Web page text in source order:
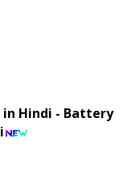
Hindi - Battery